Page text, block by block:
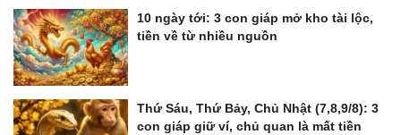
10 ngày tới: 3 con giáp mở kho tài lộc,
tiền về từ nhiều nguồn
Thứ Sáu, Thứ Bảy, Chủ Nhật (7,8,9/8): 3
con giáp giữ ví, chủ quan là mất tiền